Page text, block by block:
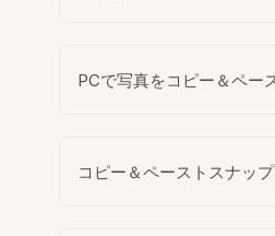
PCで写真をコピー＆ペー
コピー＆ペーストスナッ